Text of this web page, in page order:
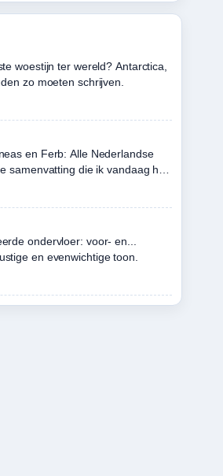
woestijn ter wereld? Antarctica,
zo moeten schrijven.
en Ferb: Alle Nederlandse
samenvatting die ik vandaag heb
ondervloer: voor- en...
en evenwichtige toon.